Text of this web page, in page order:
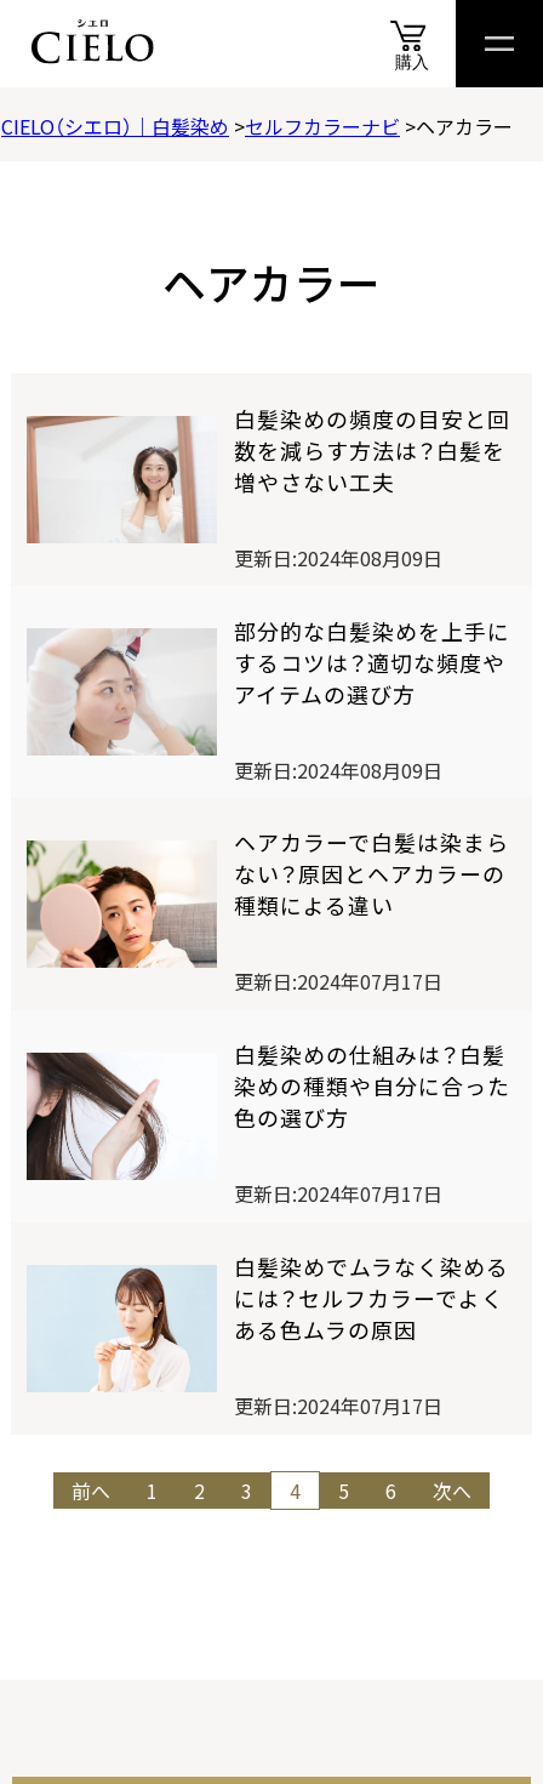
商品情報 商品比較表おすすめアイテム診断スペシャル コンテ
購入
商品情報
ヘアカラークリーム
ヘアカラーミルキー
ワンデー白髪かくし
オイルインヘアマニキュア
オンラインショップ限定商品
商品比較表
おすすめアイテム診断
スペシャルコンテンツ
SELF COLORING STUDIO
セルフカラーリングスタジオ
SELF COLOR NAVI
English
CIELO（シエロ）｜白髪染め セルフカラーナビ ヘアカラー
ヘアカラー
白髪染めの頻度の目安と回
数を減らす方法は？白髪を
増やさない工夫
更新日:2024年08月09日
部分的な白髪染めを上手に
するコツは？適切な頻度や
アイテムの選び方
更新日:2024年08月09日
ヘアカラーで白髪は染まら
ない？原因とヘアカラーの
種類による違い
更新日:2024年07月17日
白髪染めの仕組みは？白髪
染めの種類や自分に合った
色の選び方
更新日:2024年07月17日
白髪染めでムラなく染める
には？セルフカラーでよく
ある色ムラの原因
更新日:2024年07月17日
前へ 1 2 3 4 5 6 次へ